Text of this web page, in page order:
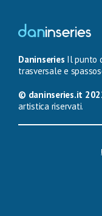
Daninseries Il punto
trasversale e
© daninseries.it
artistica riservati.